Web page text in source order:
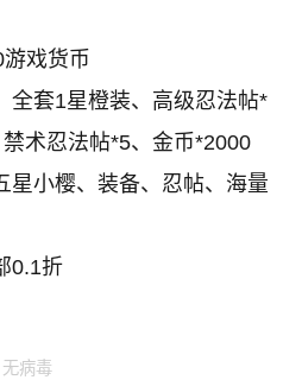
戏货币
套1星橙装、高级忍法帖*
术忍法帖*5、金币*2000
小樱、装备、忍帖、海量
0.1折
无病毒